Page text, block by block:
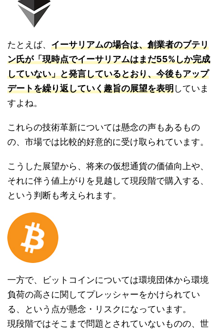
たとえば、 イーサリアムの場合は、創業者のブテリ
ン氏が「現時点でイーサリアムはまだ55%しか完成
していない」と発言しているとおり、今後もアップ
デートを繰り返していく趣旨の展望を表明していま
すよね。
これらの技術革新については懸念の声もあるもの
の、市場では比較的好意的に受け取られています。
こうした展望から、将来の仮想通貨の価値向上や、
それに伴う値上がりを見越して現段階で購入する、
という判断も考えられます。
一方で、ビットコインについては環境団体から環境
負荷の高さに関してプレッシャーをかけられてい
る、という点が懸念・リスクになっています。
現段階ではそこまで問題とされていないものの、世